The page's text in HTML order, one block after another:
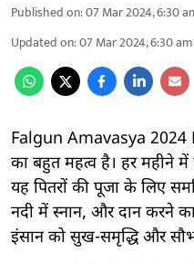
Published on:07 Mar 2024, 6:30
Updated on:07 Mar 2024, 6:30 am
Falgun Amavasya 2024
का बहुत महत्व है। हर महीने में
यह पितरों की पूजा के लिए
नदी में स्नान, और दान करने
इंसान को सुख-समृद्धि और